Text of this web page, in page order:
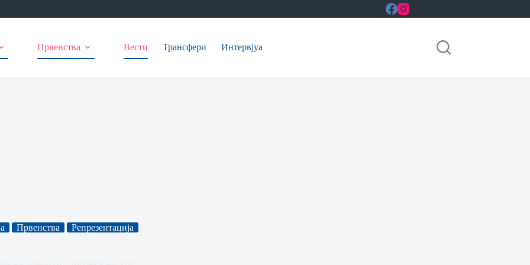
Првенства Вести Трансфери Интервјуа
Првенства Репрезентација